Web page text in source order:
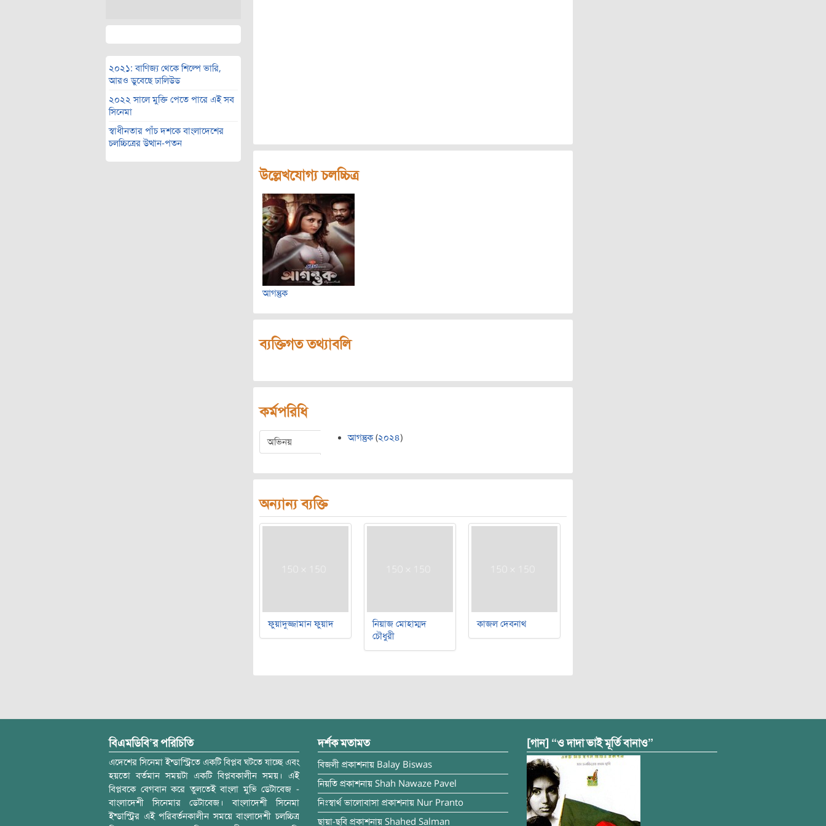
২০২১: বাণিজ্য থেকে শিল্পে ভারি,
আরও ডুবেছে ঢালিউড
২০২২ সালে মুক্তি পেতে পারে এই সব
সিনেমা
স্বাধীনতার পাঁচ দশকে বাংলাদেশের
চলচ্চিত্রের উত্থান-পতন
উল্লেখযোগ্য চলচ্চিত্র
আগন্তুক
ব্যক্তিগত তথ্যাবলি
কর্মপরিধি
অভিনয় আগন্তুক(২০২৪)
অন্যান্য ব্যক্তি
ফুয়াদুজ্জামান ফুয়াদ
নিয়াজ মোহাম্মদ
চৌধুরী
কাজল দেবনাথ
বিএমডিবি’র পরিচিতি
এদেশের সিনেমা ইন্ডাস্ট্রিতে একটি বিপ্লব ঘটতে যাচ্ছে এবং
হয়তো বর্তমান সময়টা একটি বিপ্লবকালীন সময়। এই
বিপ্লবকে বেগবান করে তুলতেই বাংলা মুভি ডেটাবেজ -
বাংলাদেশী সিনেমার ডেটাবেজ। বাংলাদেশী সিনেমা
ইন্ডাস্ট্রির এই পরিবর্তনকালীন সময়ে বাংলাদেশী চলচ্চিত্র
দর্শক মতামত
বিজলী প্রকাশনায় Balay Biswas
নিয়তি প্রকাশনায় Shah Nawaze Pavel
নিঃস্বার্থ ভালোবাসা প্রকাশনায় Nur Pranto
ছায়া-ছবি প্রকাশনায় Shahed Salman
[গান] “ও দাদা ভাই মূর্তি বানাও”